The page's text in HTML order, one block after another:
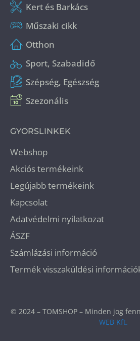
Kert és Barkács
Műszaki cikk
Otthon
Sport, Szabadidő
Szépség, Egészség
Szezonális
GYORSLINKEK
Webshop
Akciós termékeink
Legújabb termékeink
Kapcsolat
Adatvédelmi nyilatkozat
ÁSZF
Számlázási információ
Termék visszaküldési
© 2024 – TOMSHOP – Minden jog
WEB Kft.